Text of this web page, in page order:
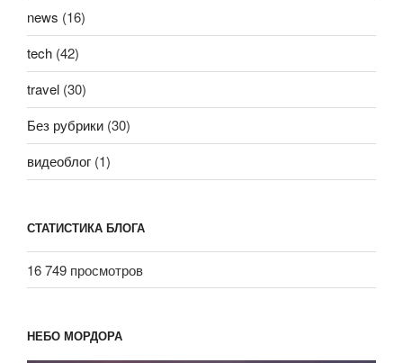
news (16)
tech (42)
travel (30)
Без рубрики (30)
видеоблог (1)
СТАТИСТИКА БЛОГА
16 749 просмотров
НЕБО МОРДОРА